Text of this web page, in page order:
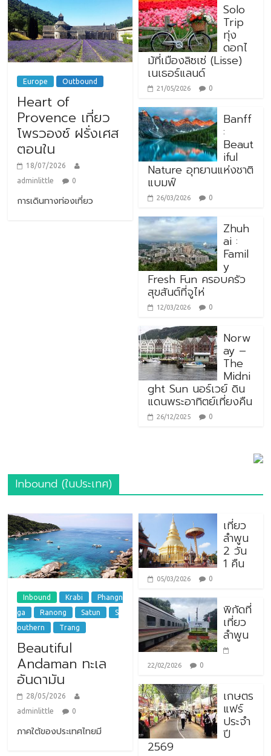
Europe Outbound
Heart of
Provence เที่ยว
โพรวองซ์ ฝรั่งเศส
ตอนใน
18/07/2026
adminlittle
0
การเดินทางท่องเที่ยว
Solo
Trip
ทุ่ง
ดอกไ
ม้ที่เมืองลิซเซ่ (Lisse)
เนเธอร์แลนด์
21/05/2026 0
Banff
:
Beaut
iful
Nature อุทยานแห่งชาติ
แบมฟ์
26/03/2026 0
Zhuh
ai :
Famil
y
Fresh Fun ครอบครัว
สุขสันต์ที่จูไห่
12/03/2026 0
Norw
ay –
The
Midni
ght Sun นอร์เวย์ ดิน
แดนพระอาทิตย์เที่ยงคืน
26/12/2025 0
Inbound (ในประเทศ)
Inbound Krabi
Phangn
ga
Ranong Satun
S
outhern
Trang
Beautiful
Andaman ทะเล
อันดามัน
28/05/2026
adminlittle
0
ภาคใต้ของประเทศไทยมี
เที่ยว
ลำพูน
2 วัน
1 คืน
05/03/2026 0
พิกัดที่
เที่ยว
ลำพูน
22/02/2026 0
เกษตร
แฟร์
ประจำ
ปี
2569